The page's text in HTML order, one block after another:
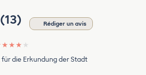
Rédiger un avis
★ ★ ★ ★
die Erkundung der Stadt